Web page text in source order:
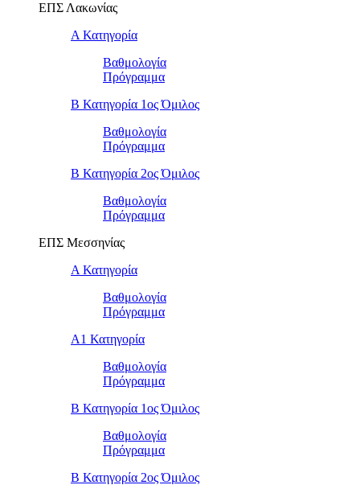
ΕΠΣ Λακωνίας
Α Κατηγορία
Βαθμολογία
Πρόγραμμα
Β Κατηγορία 1ος Όμιλος
Βαθμολογία
Πρόγραμμα
Β Κατηγορία 2ος Όμιλος
Βαθμολογία
Πρόγραμμα
ΕΠΣ Μεσσηνίας
Α Κατηγορία
Βαθμολογία
Πρόγραμμα
Α1 Κατηγορία
Βαθμολογία
Πρόγραμμα
Β Κατηγορία 1ος Όμιλος
Βαθμολογία
Πρόγραμμα
Β Κατηγορία 2ος Όμιλος